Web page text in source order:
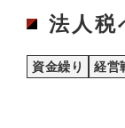
法人税
資金繰り 経営